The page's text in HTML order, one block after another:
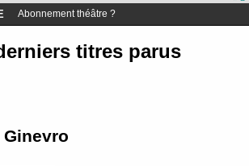
Abonnement théâtre ?
titres parus
Ginevro